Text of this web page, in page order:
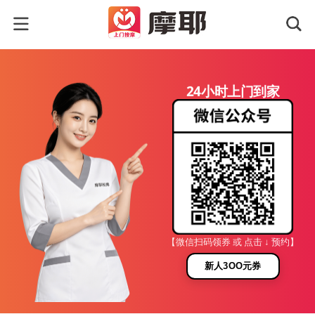
24小时上门到家
【微信扫码领券 或 点击 ↓ 预约】
新人3OO元券